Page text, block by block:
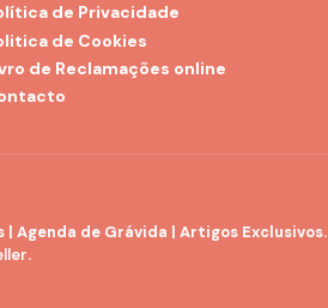
de Privacidade
de Cookies
de Reclamações online
Agenda de Grávida | Artigos Exclusivos.
.